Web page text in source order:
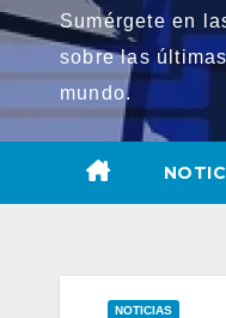
Sumérgete en
sobre las
mundo.
NOTICIAS